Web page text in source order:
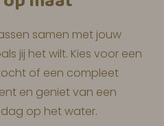
samen met jouw
jij het wilt. Kies voor een
of een compleet
en geniet van een
op het water.